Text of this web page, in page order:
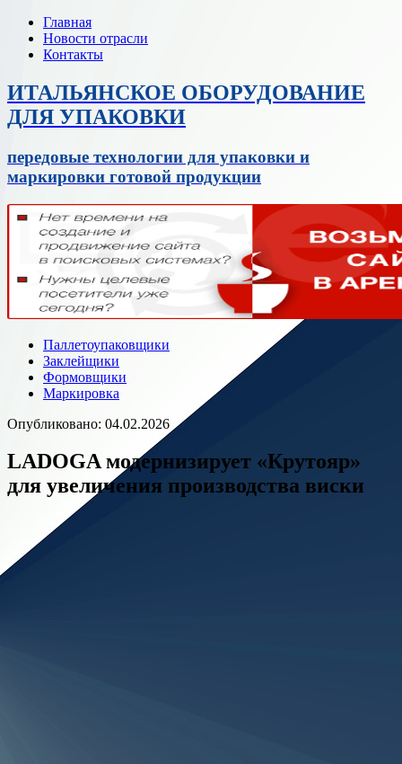
Главная
Новости отрасли
Контакты
ИТАЛЬЯНСКОЕ ОБОРУДОВАНИЕ
ДЛЯ УПАКОВКИ
передовые технологии для упаковки и
маркировки готовой продукции
Паллетоупаковщики
Заклейщики
Формовщики
Маркировка
Опубликовано: 04.02.2026
LADOGA модернизирует «Крутояр»
для увеличения производства виски